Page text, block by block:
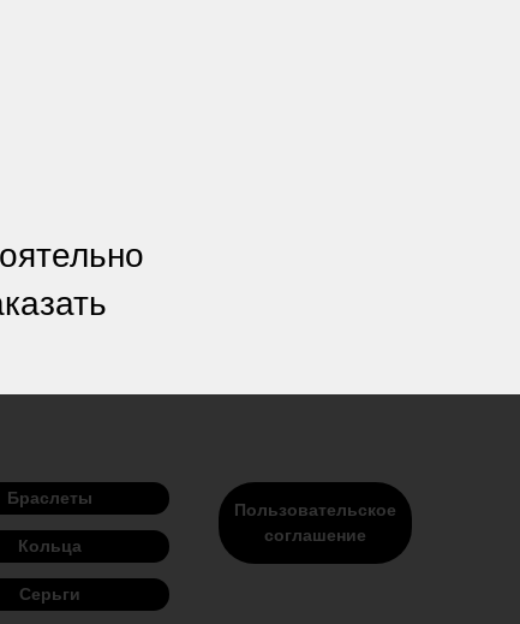
Браслеты
Кольца
Серьги
Пользовательское
соглашение